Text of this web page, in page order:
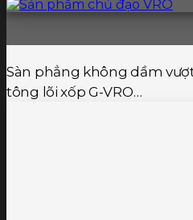
Sàn phẳng không dầm
tông lõi xốp G-VRO…